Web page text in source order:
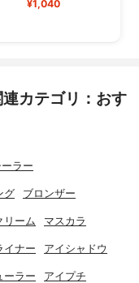
¥1,040
カテゴリ：おす
ラー
グ ブロンザー
リーム マスカラ
イナー アイシャドウ
ーラー アイプチ